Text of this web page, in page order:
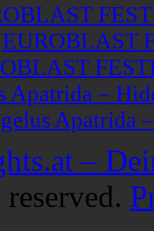
EUROBLAST
Apatrida –
Apatrida
–